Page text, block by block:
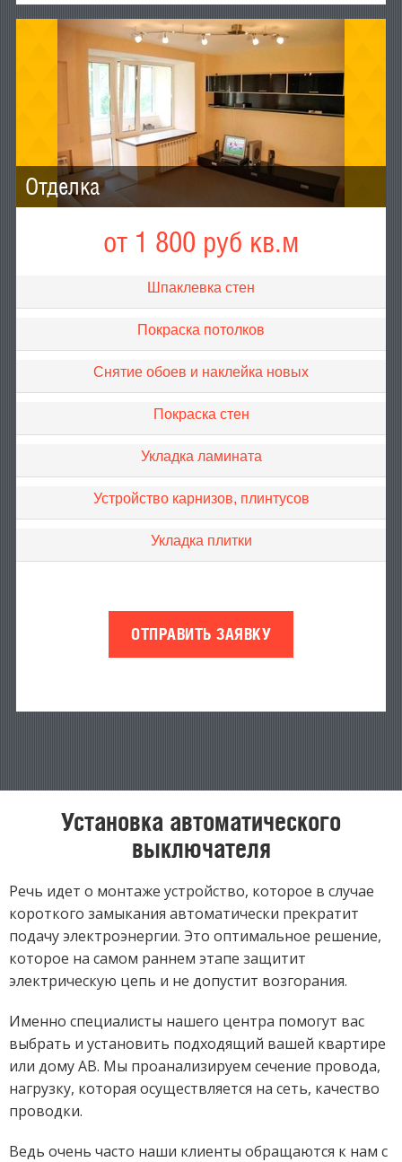
Отделка
от 1 800 руб кв.м
Шпаклевка стен
Покраска потолков
Снятие обоев и наклейка новых
Покраска стен
Укладка ламината
Устройство карнизов, плинтусов
Укладка плитки
ОТПРАВИТЬ ЗАЯВКУ
Установка автоматического
выключателя
Речь идет о монтаже устройство, которое в случае
короткого замыкания автоматически прекратит
подачу электроэнергии. Это оптимальное решение,
которое на самом раннем этапе защитит
электрическую цепь и не допустит возгорания.
Именно специалисты нашего центра помогут вас
выбрать и установить подходящий вашей квартире
или дому АВ. Мы проанализируем сечение провода,
нагрузку, которая осуществляется на сеть, качество
проводки.
Ведь очень часто наши клиенты обращаются к нам с